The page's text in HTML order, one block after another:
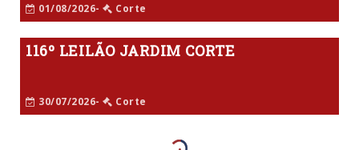
01/08/2026- Corte
116º LEILÃO JARDIM CORTE
30/07/2026- Corte